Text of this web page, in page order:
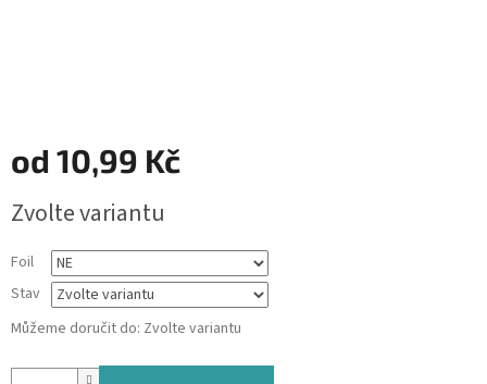
od 10,99 Kč
cena:
Zvolte variantu
Foil
Stav
Můžeme doručit do: Zvolte variantu